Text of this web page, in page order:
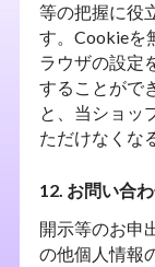
等の把握に役
す。Cookieを
ラウザの設定
することがで
と、当ショッ
ただけなくな
12. お問い合
開示等のお申
の他個人情報